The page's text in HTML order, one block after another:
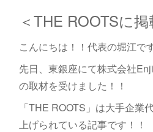
＜THE ROOTSに
こんにちは！！代表の堀江で
先日、東銀座にて株式会社
の取材を受けました！！
「THE ROOTS」は大手企業
上げられている記事です！！